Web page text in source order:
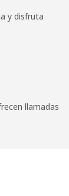
y disfruta
llamadas